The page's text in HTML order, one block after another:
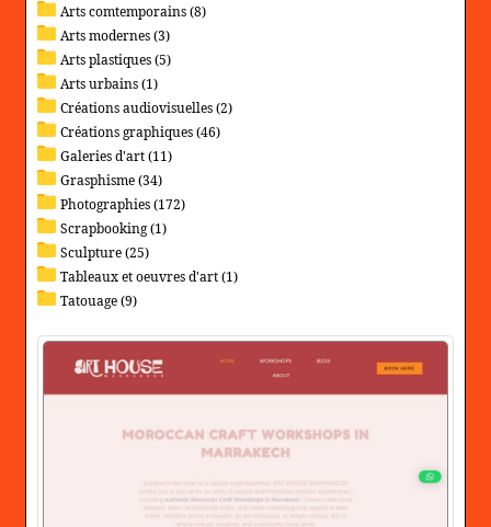
Arts comtemporains (8)
Arts modernes (3)
Arts plastiques (5)
Arts urbains (1)
Créations audiovisuelles (2)
Créations graphiques (46)
Galeries d'art (11)
Grasphisme (34)
Photographies (172)
Scrapbooking (1)
Sculpture (25)
Tableaux et oeuvres d'art (1)
Tatouage (9)